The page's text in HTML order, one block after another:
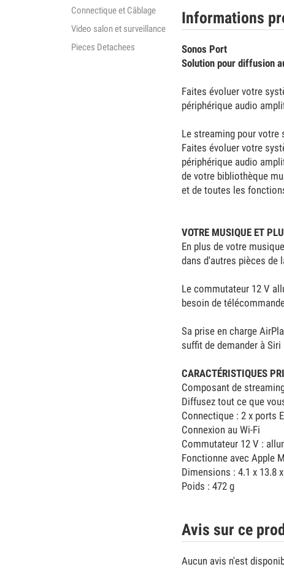
Connectique et Câblage
Video salon et surveillance
Pieces Detachees
Informations
Sonos Port
Solution pour diffusion
Faites évoluer votre
périphérique audio
Le streaming pour votre
Faites évoluer votre
périphérique audio
de votre bibliothèque
et de toutes les
VOTRE MUSIQUE ET
En plus de votre
dans d'autres pièces de
Le commutateur 12 V
besoin de
Sa prise en charge
suffit de demander à Siri
CARACTÉRISTIQUES
Composant de
Diffusez tout ce que
Connectique : 2 x ports
Connexion au Wi-Fi
Commutateur 12 V :
Fonctionne avec Apple
Dimensions : 4.1 x 13.8
Poids : 472 g
Avis sur ce
Aucun avis n'est